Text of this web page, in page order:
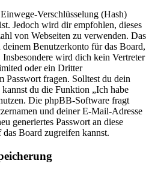
Verschlüsselung (Hash)
Jedoch wird dir empfohlen, dieses
von Webseiten zu verwenden. Das
Benutzerkonto für das Board,
wird dich kein Vertreter
oder ein Dritter
Passwort fragen. Solltest du dein
kannst du die Funktion „Ich habe
Die phpBB-Software fragt
und deiner E-Mail-Adresse
generiertes Passwort an diese
Board zugreifen kannst.